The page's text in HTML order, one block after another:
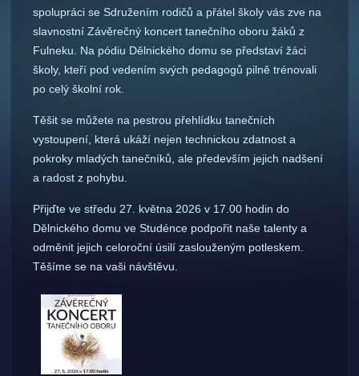
spolupráci se Sdružením rodičů a přátel školy vás zve na
slavnostní Závěrečný koncert tanečního oboru žáků z
Fulneku. Na pódiu Dělnického domu se představí žáci
školy, kteří pod vedením svých pedagogů pilně trénovali
po celý školní rok.
Těšit se můžete na pestrou přehlídku tanečních
vystoupení, která ukáží nejen technickou zdatnost a
pokroky mladých tanečníků, ale především jejich nadšení
a radost z pohybu.
Přijďte ve středu 27. května 2026 v 17.00 hodin do
Dělnického domu ve Studénce podpořit naše talenty a
odměnit jejich celoroční úsilí zaslouženým potleskem.
Těšíme se na vaši návštěvu.